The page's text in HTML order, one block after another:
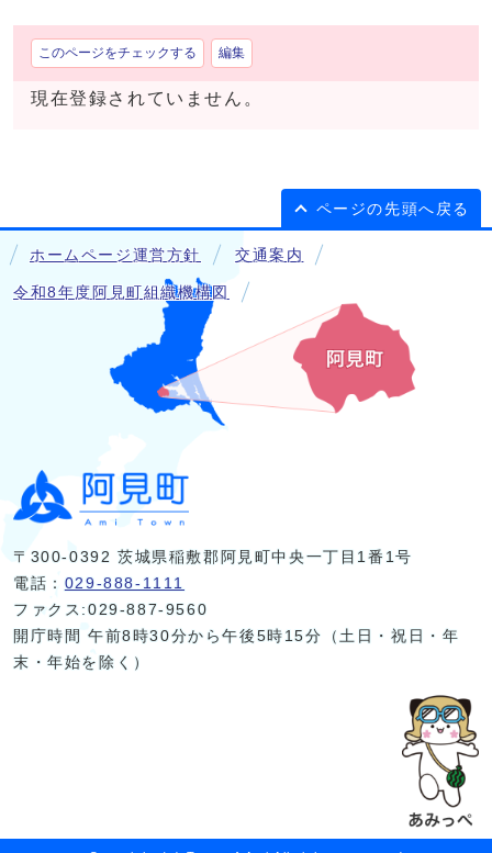
このページをチェックする 編集
現在登録されていません。
ページの先頭へ戻る
ホームページ運営方針 交通案内
令和8年度阿見町組織機構図
〒300-0392 茨城県稲敷郡阿見町中央一丁目1番1号
電話： 029-888-1111
ファクス:029-887-9560
開庁時間 午前8時30分から午後5時15分（土日・祝日・年
末・年始を除く）